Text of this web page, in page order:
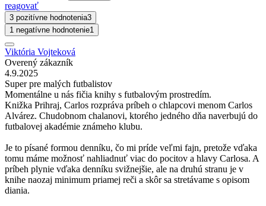
reagovať
3 pozitívne hodnotenia3
1 negatívne hodnotenie1
Viktória Vojteková
Overený zákazník
4.9.2025
Super pre malých futbalistov
Momentálne u nás fičia knihy s futbalovým prostredím.
Knižka Prihraj, Carlos rozpráva príbeh o chlapcovi menom Carlos
Alvárez. Chudobnom chalanovi, ktorého jedného dňa naverbujú do
futbalovej akadémie známeho klubu.
Je to písané formou denníku, čo mi príde veľmi fajn, pretože vďaka
tomu máme možnosť nahliadnuť viac do pocitov a hlavy Carlosa. A
príbeh plynie vďaka denníku svižnejšie, ale na druhú stranu je v
knihe naozaj minimum priamej reči a skôr sa stretávame s opisom
diania.